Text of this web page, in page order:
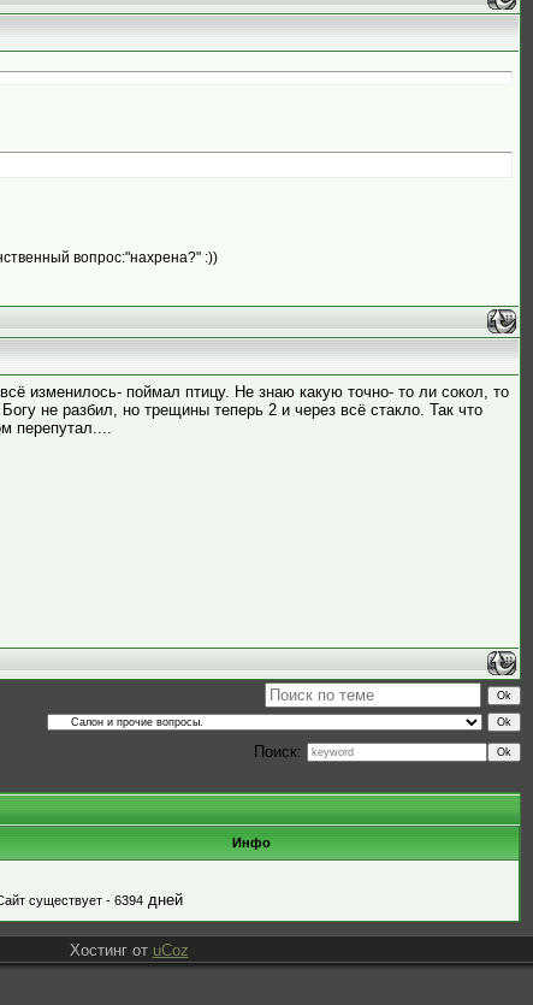
вопрос:"нахрена?" :))
изменилось- поймал птицу. Не знаю какую точно- то ли сокол, то
не разбил, но трещины теперь 2 и через всё стакло. Так что
перепутал....
Поиск:
Инфо
существует - 6394 дней
Хостинг от uCoz